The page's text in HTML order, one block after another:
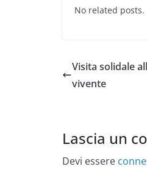
No related posts.
Visita solidale
vivente
Lascia un
Devi essere